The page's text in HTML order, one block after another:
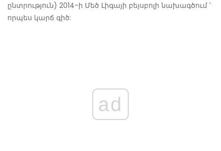
ընտրություն) 2014-ի Մեծ Լիգայի բեյսբոլի նախագծում ՝
որպես կարճ գիծ:
ad